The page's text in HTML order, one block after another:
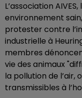
L’association
environnement
protester contre
industrielle à
membres
vie des animaux
la pollution de l’air,
transmissibles à